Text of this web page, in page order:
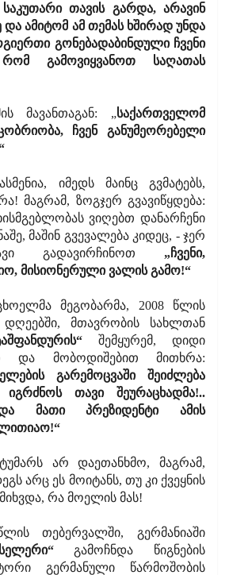
საკუთარი თავის გარდა, არავინ
და ამიტომ ამ თემას ხშირად უნდა
გონებადაბინდული ჩვენი
რომ გამოვიყვანოთ საღათას
მავანთაგან: „საქართველომ
ჩვენ განუმეორებელი
იმედს მაინც გვმატებს,
მაგრამ, ზოგჯერ გვავიწყდება:
ვიღებთ დანარჩენი
მაშინ გვევალება კიდეც, - ჯერ
გადავირჩინოთ „ჩვენი,
მისიონერული ვალის გამო!“
მეგობარმა, 2008 წლის
მთავრობის სახლთან
შემყურემ, დიდი
და მობოდიშებით მითხრა:
გარემოცვაში შეიძლება
თავი შეურაცხადმა!..
მათი პრეზიდენტი ამის
არ დაეთანხმო, მაგრამ,
არც ეს მოიტანს, თუ კი ქვეყნის
რა მოელის მას!
თებერვალში, გერმანიაში
გამოჩნდა წიგნების
გერმანული წარმოშობის